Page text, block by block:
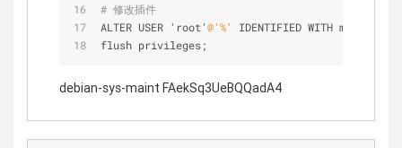
# 修改插件
ALTER USER 'root'@'%'
IDENTIFIED WITH
flush privileges;
debian-sys-maint FAekSq3UeBQQadA4